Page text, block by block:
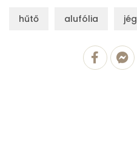
hűtő alufólia jég